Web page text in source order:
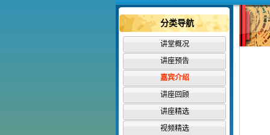
分类导航
讲堂概况
讲座预告
嘉宾介绍
讲座回顾
讲座精选
视频精选